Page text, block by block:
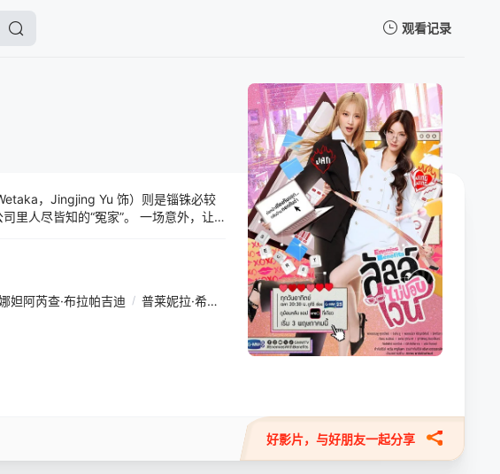
观看记录
暂无观看影片的记录
，Jingjing Yu 饰）则是锱铢必较
里人尽皆知的“冤家”。 一场意外，让
着火花四溅的暧昧拉扯。 “我确信我不
过朝夕相处中的心动与沉沦。当敌对
自作者SLeopard27的同名小说
妲阿芮查·布拉帕吉迪 / 普莱妮拉·希兰塔威形 / 凯蒂帕·查娜拉 / 薇丘达·萍丹 /
好影片，与好朋友一起分享